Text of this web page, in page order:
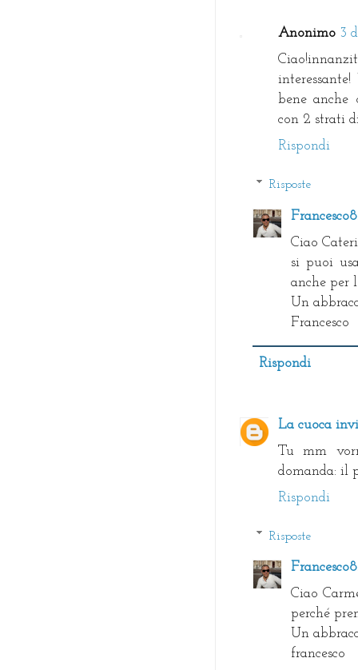
Anonimo 3
bene anche
con 2 strati
Rispondi
Risposte
Ciao
si puoi
anche per
Un
Francesco
Rispondi
La cuoca
Tu mm
domanda: il
Rispondi
Risposte
Ciao
perché
Un
francesco